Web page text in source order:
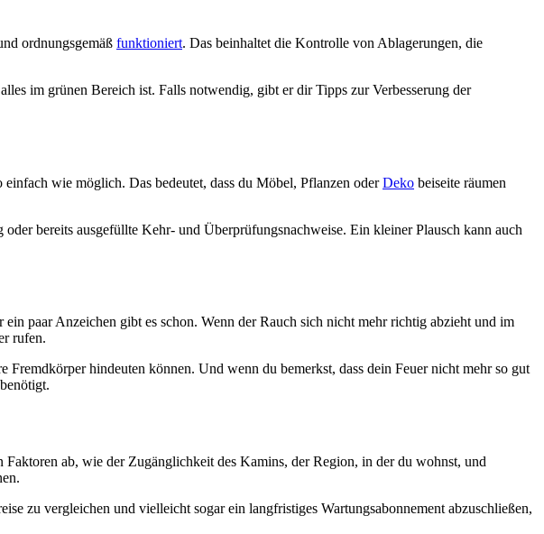
ordnungsgemäß funktioniert. Das beinhaltet die Kontrolle von Ablagerungen, die
im grünen Bereich ist. Falls notwendig, gibt er dir Tipps zur Verbesserung der
wie möglich. Das bedeutet, dass du Möbel, Pflanzen oderDeko beiseite räumen
bereits ausgefüllte Kehr- und Überprüfungsnachweise. Ein kleiner Plausch kann auch
paar Anzeichen gibt es schon. Wenn der Rauch sich nicht mehr richtig abzieht und im
rufen.
hindeuten können. Und wenn du bemerkst, dass dein Feuer nicht mehr so gut
benötigt.
ab, wie der Zugänglichkeit des Kamins, der Region, in der du wohnst, und
zu vergleichen und vielleicht sogar ein langfristiges Wartungsabonnement abzuschließen,